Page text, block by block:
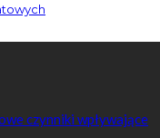
czynniki wpływające